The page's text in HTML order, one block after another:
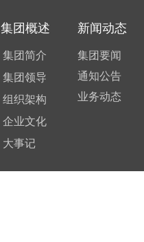
集团简介
集团领导
组织架构
企业文化
大事记
集团要闻
通知公告
业务动态
集团概述 新闻动态